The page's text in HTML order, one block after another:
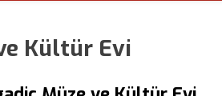
Kültür Evi